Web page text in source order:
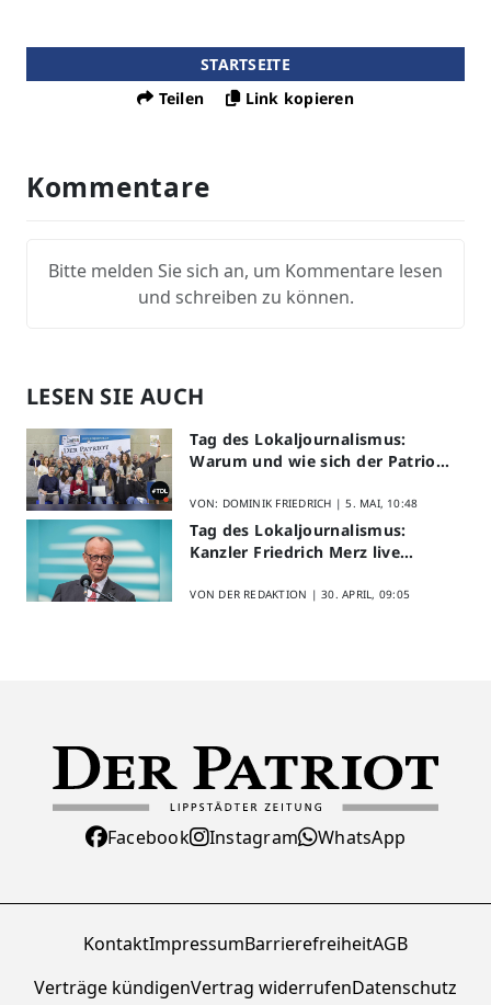
STARTSEITE
Teilen
Link kopieren
Kommentare
Bitte melden Sie sich an, um Kommentare lesen
und schreiben zu können.
LESEN SIE AUCH
Tag des Lokaljournalismus:
Warum und wie sich der Patriot
VON: DOMINIK FRIEDRICH |5. MAI, 10:48
Tag des Lokaljournalismus:
Kanzler Friedrich Merz live
VON DER REDAKTION |30. APRIL, 09:05
Facebook Instagram WhatsApp
KontaktImpressumBarrierefreiheitAGB
Verträge kündigenVertrag widerrufenDatenschutz